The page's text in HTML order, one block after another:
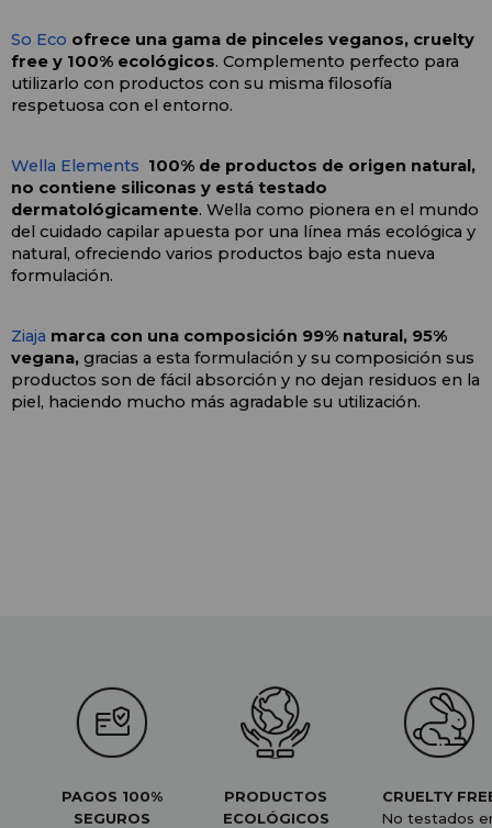
So Eco ofrece una gama de pinceles veganos, cruelty
free y 100% ecológicos. Complemento perfecto para
utilizarlo con productos con su misma filosofía
respetuosa con el entorno.
Wella Elements 100% de productos de origen natural,
no contiene siliconas y está testado
dermatológicamente. Wella como pionera en el mundo
del cuidado capilar apuesta por una línea más ecológica y
natural, ofreciendo varios productos bajo esta nueva
formulación.
Ziaja marca con una composición 99% natural, 95%
vegana, gracias a esta formulación y su composición sus
productos son de fácil absorción y no dejan residuos en la
piel, haciendo mucho más agradable su utilización.
PAGOS 100%
SEGUROS
PRODUCTOS
ECOLÓGICOS
CRUELTY
No testados